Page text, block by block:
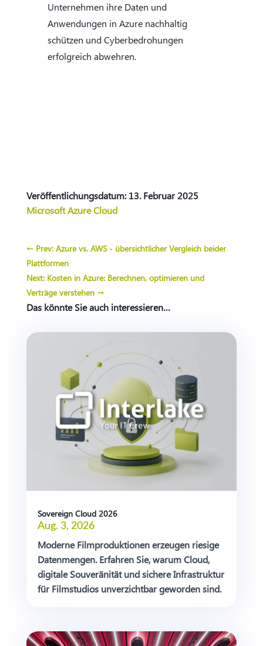
Unternehmen ihre Daten und
Anwendungen in Azure nachhaltig
schützen und Cyberbedrohungen
erfolgreich abwehren.
Veröffentlichungsdatum: 13. Februar 2025
Microsoft Azure Cloud
← Prev: Azure vs. AWS - übersichtlicher Vergleich beider
Plattformen
Next: Kosten in Azure: Berechnen, optimieren und
Verträge verstehen→
Das könnte Sie auch interessieren…
Sovereign Cloud 2026
Aug. 3, 2026
Moderne Filmproduktionen erzeugen riesige
Datenmengen. Erfahren Sie, warum Cloud,
digitale Souveränität und sichere Infrastruktur
für Filmstudios unverzichtbar geworden sind.